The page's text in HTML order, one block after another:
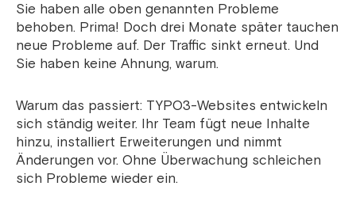
Sie haben alle oben genannten Probleme
behoben. Prima! Doch drei Monate später tauchen
neue Probleme auf. Der Traffic sinkt erneut. Und
Sie haben keine Ahnung, warum.
Warum das passiert: TYPO3-Websites entwickeln
sich ständig weiter. Ihr Team fügt neue Inhalte
hinzu, installiert Erweiterungen und nimmt
Änderungen vor. Ohne Überwachung schleichen
sich Probleme wieder ein.